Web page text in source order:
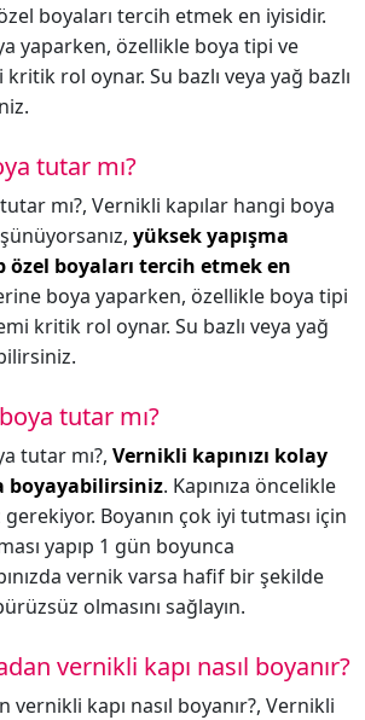
boyaları tercih etmek en iyisidir.
yaparken, özellikle boya tipi ve
rol oynar. Su bazlı veya yağ bazlı
tutar mı?
mı?, Vernikli kapılar hangi boya
yüksek yapışma
boyaları tercih etmek en
boya yaparken, özellikle boya tipi
kritik rol oynar. Su bazlı veya yağ
tutar mı?
tutar mı?, Vernikli kapınızı kolay
boyayabilirsiniz. Kapınıza öncelikle
gerekiyor. Boyanın çok iyi tutması için
yapıp 1 gün boyunca
vernik varsa hafif bir şekilde
olmasını sağlayın.
vernikli kapı nasıl boyanır?
vernikli kapı nasıl boyanır?, Vernikli